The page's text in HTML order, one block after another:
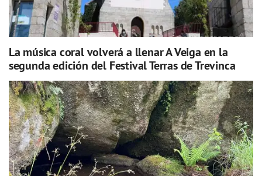
La música coral volverá a llenar A Veiga en la
segunda edición del Festival Terras de Trevinca